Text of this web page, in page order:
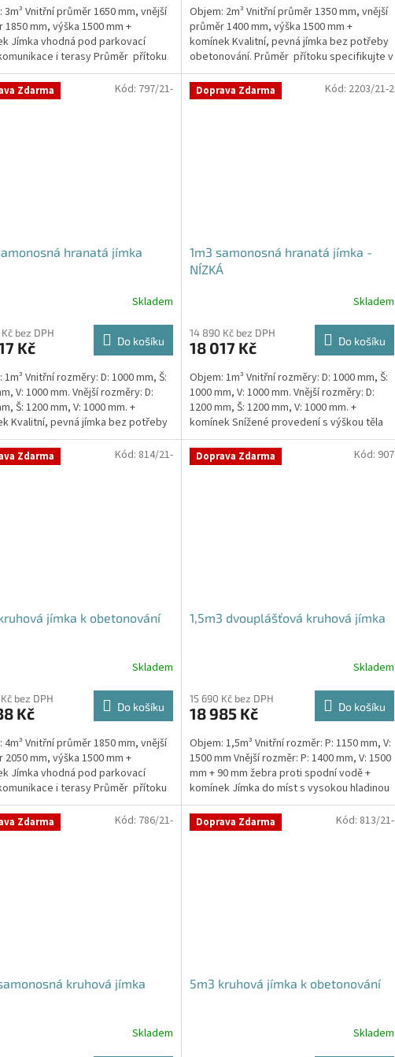
3m³ Vnitřní průměr 1650 mm, vnější
1850 mm, výška 1500 mm +
Jímka vhodná pod parkovací
i terasy Průměr přítoku
v...
z
5
hvězdiček.
Objem: 2m³ Vnitřní průměr 1350 mm, vnější
průměr 1400 mm, výška 1500 mm +
komínek Kvalitní, pevná jímka bez potřeby
obetonování. Průměr přítoku specifikujte v
poznámce...
Zdarma
hranatá jímka
Skladem
bez DPH
Kč Do košíku
Vnitřní rozměry: D: 1000 mm, Š:
V: 1000 mm. Vnější rozměry: D:
Š: 1200 mm, V: 1000 mm. +
Kvalitní, pevná jímka bez potřeby
Kód: 797/21- Doprava Zdarma
1m3 samonosná hranatá jímka -
NÍZKÁ
Skladem
14 890 Kč bez DPH
18 017 Kč Do košíku
Objem: 1m³ Vnitřní rozměry: D: 1000 mm, Š:
1000 mm, V: 1000 mm. Vnější rozměry: D:
1200 mm, Š: 1200 mm, V: 1000 mm. +
komínek Snížené provedení s výškou těla
pouhý 1m!...
Kód: 2203/21-2
Zdarma
jímka k obetonování
Skladem
bez DPH
Kč Do košíku
4m³ Vnitřní průměr 1850 mm, vnější
2050 mm, výška 1500 mm +
Jímka vhodná pod parkovací
i terasy Průměr přítoku
v...
Kód: 814/21- Doprava Zdarma
1,5m3 dvouplášťová kruhová jímka
Skladem
15 690 Kč bez DPH
18 985 Kč Do košíku
Objem: 1,5m³ Vnitřní rozměr: P: 1150 mm, V:
1500 mm Vnější rozměr: P: 1400 mm, V: 1500
mm + 90 mm žebra proti spodní vodě +
komínek Jímka do míst s vysokou hladinou
spodní vody...
Kód: 907
Zdarma
kruhová jímka
Skladem
Kód: 786/21- Doprava Zdarma
5m3 kruhová jímka k obetonování
Skladem
Kód: 813/21-